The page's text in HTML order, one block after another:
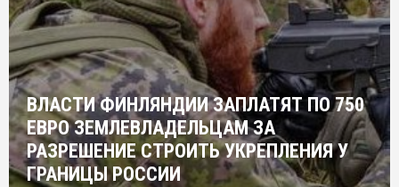
ВЛАСТИ ФИНЛЯНДИИ ЗАПЛАТЯТ ПО 750
ЕВРО ЗЕМЛЕВЛАДЕЛЬЦАМ ЗА
РАЗРЕШЕНИЕ СТРОИТЬ УКРЕПЛЕНИЯ У
ГРАНИЦЫ РОССИИ